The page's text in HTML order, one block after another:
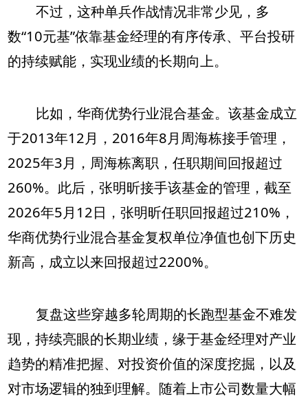
不过，这种单兵作战情况非常少见，多
数“10元基”依靠基金经理的有序传承、平台投研
的持续赋能，实现业绩的长期向上。
比如，华商优势行业混合基金。该基金成立
于2013年12月，2016年8月周海栋接手管理，
2025年3月，周海栋离职，任职期间回报超过
260%。此后，张明昕接手该基金的管理，截至
2026年5月12日，张明昕任职回报超过210%，
华商优势行业混合基金复权单位净值也创下历史
新高，成立以来回报超过2200%。
复盘这些穿越多轮周期的长跑型基金不难发
现，持续亮眼的长期业绩，缘于基金经理对产业
趋势的精准把握、对投资价值的深度挖掘，以及
对市场逻辑的独到理解。随着上市公司数量大幅